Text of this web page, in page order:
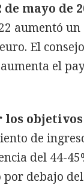
mayo de
aumentó
El
el
objetivos
de
del 44-
debajo